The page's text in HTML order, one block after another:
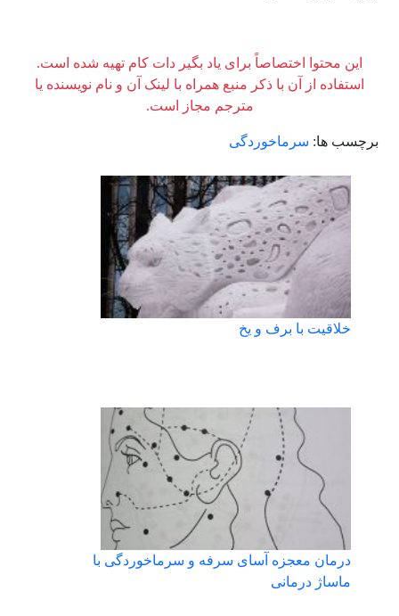
این محتوا اختصاصاً برای یاد بگیر دات کام تهیه شده است.
استفاده از آن با ذکر منبع همراه با لینک آن و نام نویسنده یا
مترجم مجاز است.
برچسب ها: سرماخوردگی
خلاقیت با برف و یخ
درمان معجزه آسای سرفه و سرماخوردگی با
ماساژ درمانی